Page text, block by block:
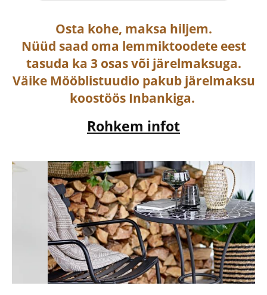
Osta kohe, maksa hiljem.
Nüüd saad oma lemmiktoodete eest
tasuda ka 3 osas või järelmaksuga.
Väike Mööblistuudio pakub järelmaksu
koostöös Inbankiga.
Rohkem infot